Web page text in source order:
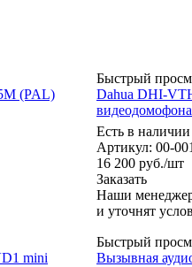
(PAL)
Быстрый
Dahua DHI-
видеодомофона
Есть в наличии
Артикул: 00-
16 200 руб./шт
Заказать
Наши
и уточнят
mini
Быстрый
Вызывная